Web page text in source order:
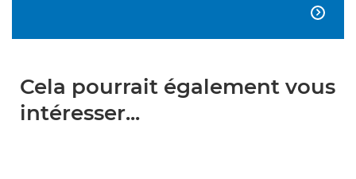

Cela pourrait également vous
intéresser...